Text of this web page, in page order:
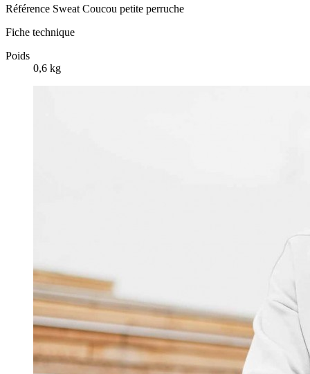
Référence Sweat Coucou petite perruche
Fiche technique
Poids
0,6 kg